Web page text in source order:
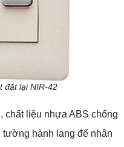
đặt lại NIR-42
chất liệu nhựa ABS chống
tường hành lang để nhân